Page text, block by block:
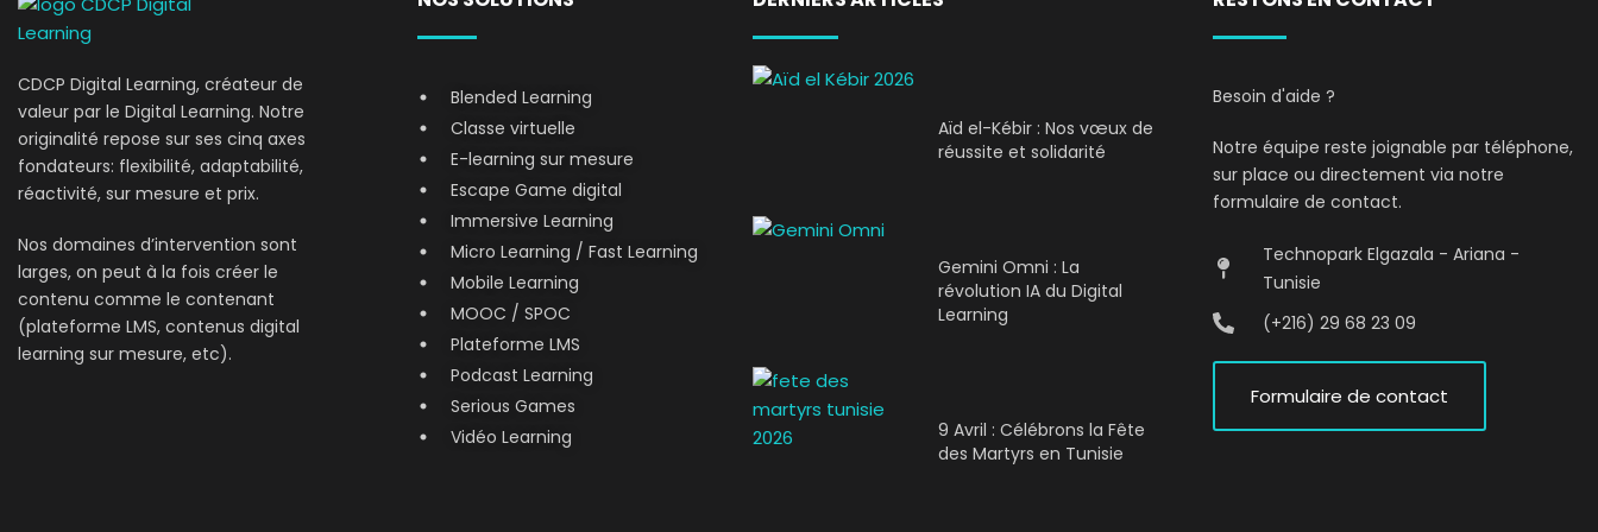
CDCP Digital Learning, créateur de
valeur par le Digital Learning. Notre
originalité repose sur ses cinq axes
fondateurs: flexibilité, adaptabilité,
réactivité, sur mesure et prix.
Nos domaines d’intervention sont
larges, on peut à la fois créer le
contenu comme le contenant
(plateforme LMS, contenus digital
learning sur mesure, etc).
Blended Learning
Classe virtuelle
E-learning sur mesure
Escape Game digital
Immersive Learning
Micro Learning / Fast Learning
Mobile Learning
MOOC / SPOC
Plateforme LMS
Podcast Learning
Serious Games
Vidéo Learning
Aïd el-Kébir : Nos vœux de
réussite et solidarité
Gemini Omni : La
révolution IA du Digital
Learning
9 Avril : Célébrons la Fête
des Martyrs en Tunisie
Besoin d'aide ?
Notre équipe reste joignable par téléphone,
sur place ou directement via notre
formulaire de contact.
Technopark Elgazala - Ariana -
Tunisie
(+216) 29 68 23 09
Formulaire de contact